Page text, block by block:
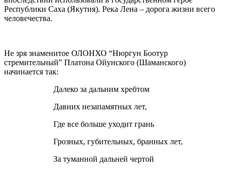
Республики Саха (Якутия). Река Лена – дорога жизни всего
человечества.
Не зря знаменитое ОЛОНХО “Нюргун Боотур
стремительный” Платона Ойунского (Шаманского)
начинается так:
Далеко за дальним хребтом
Давних незапамятных лет,
Где все больше уходит грань
Грозных, губительных, бранных лет,
За туманной дальней чертой